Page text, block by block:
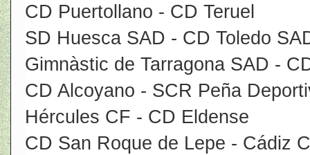
CD Puertollano - CD Teruel
SD Huesca SAD - CD Toledo
Gimnàstic de Tarragona SAD -
CD Alcoyano - SCR Peña
Hércules CF - CD Eldense
CD San Roque de Lepe - Cádiz